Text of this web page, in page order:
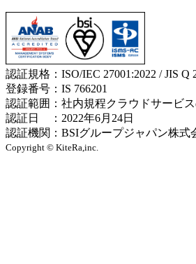
認証規格：ISO/IEC 27001:2022 / JIS Q
登録番号：IS 766201
認証範囲：社内規程クラウドサービ
認証日 ：2022年6月24日
認証機関：BSIグループジャパン株式
Copyright © KiteRa,inc.